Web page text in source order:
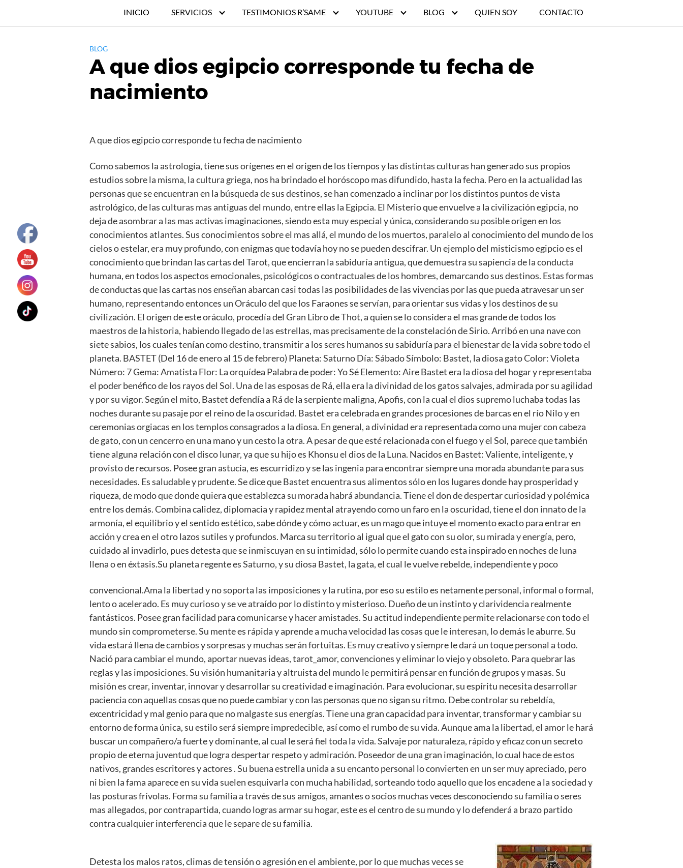
INICIO SERVICIOS TESTIMONIOS R’SAME YOUTUBE BLOG QUIEN SOY CONTACTO
BLOG
A que dios egipcio corresponde tu fecha de
nacimiento
A que dios egipcio corresponde tu fecha de nacimiento
Como sabemos la astrología, tiene sus orígenes en el origen de los tiempos y las distintas culturas han generado sus propios
estudios sobre la misma, la cultura griega, nos ha brindado el horóscopo mas difundido, hasta la fecha. Pero en la actualidad las
personas que se encuentran en la búsqueda de sus destinos, se han comenzado a inclinar por los distintos puntos de vista
astrológico, de las culturas mas antiguas del mundo, entre ellas la Egipcia. El Misterio que envuelve a la civilización egipcia, no
deja de asombrar a las mas activas imaginaciones, siendo esta muy especial y única, considerando su posible origen en los
conocimientos atlantes. Sus conocimientos sobre el mas allá, el mundo de los muertos, paralelo al conocimiento del mundo de los
cielos o estelar, era muy profundo, con enigmas que todavía hoy no se pueden descifrar. Un ejemplo del misticismo egipcio es el
conocimiento que brindan las cartas del Tarot, que encierran la sabiduría antigua, que demuestra su sapiencia de la conducta
humana, en todos los aspectos emocionales, psicológicos o contractuales de los hombres, demarcando sus destinos. Estas formas
de conductas que las cartas nos enseñan abarcan casi todas las posibilidades de las vivencias por las que pueda atravesar un ser
humano, representando entonces un Oráculo del que los Faraones se servían, para orientar sus vidas y los destinos de su
civilización. El origen de este oráculo, procedía del Gran Libro de Thot, a quien se lo considera el mas grande de todos los
maestros de la historia, habiendo llegado de las estrellas, mas precisamente de la constelación de Sirio. Arribó en una nave con
siete sabios, los cuales tenían como destino, transmitir a los seres humanos su sabiduría para el bienestar de la vida sobre todo el
planeta. BASTET (Del 16 de enero al 15 de febrero) Planeta: Saturno Día: Sábado Símbolo: Bastet, la diosa gato Color: Violeta
Número: 7 Gema: Amatista Flor: La orquídea Palabra de poder: Yo Sé Elemento: Aire Bastet era la diosa del hogar y representaba
el poder benéfico de los rayos del Sol. Una de las esposas de Rá, ella era la divinidad de los gatos salvajes, admirada por su agilidad
y por su vigor. Según el mito, Bastet defendía a Rá de la serpiente maligna, Apofis, con la cual el dios supremo luchaba todas las
noches durante su pasaje por el reino de la oscuridad. Bastet era celebrada en grandes procesiones de barcas en el río Nilo y en
ceremonias orgiacas en los templos consagrados a la diosa. En general, a divinidad era representada como una mujer con cabeza
de gato, con un cencerro en una mano y un cesto la otra. A pesar de que esté relacionada con el fuego y el Sol, parece que también
tiene alguna relación con el disco lunar, ya que su hijo es Khonsu el dios de la Luna. Nacidos en Bastet: Valiente, inteligente, y
provisto de recursos. Posee gran astucia, es escurridizo y se las ingenia para encontrar siempre una morada abundante para sus
necesidades. Es saludable y prudente. Se dice que Bastet encuentra sus alimentos sólo en los lugares donde hay prosperidad y
riqueza, de modo que donde quiera que establezca su morada habrá abundancia. Tiene el don de despertar curiosidad y polémica
entre los demás. Combina calidez, diplomacia y rapidez mental atrayendo como un faro en la oscuridad, tiene el don innato de la
armonía, el equilibrio y el sentido estético, sabe dónde y cómo actuar, es un mago que intuye el momento exacto para entrar en
acción y crea en el otro lazos sutiles y profundos. Marca su territorio al igual que el gato con su olor, su mirada y energía, pero,
cuidado al invadirlo, pues detesta que se inmiscuyan en su intimidad, sólo lo permite cuando esta inspirado en noches de luna
llena o en éxtasis.Su planeta regente es Saturno, y su diosa Bastet, la gata, el cual le vuelve rebelde, independiente y poco
convencional.Ama la libertad y no soporta las imposiciones y la rutina, por eso su estilo es netamente personal, informal o formal,
lento o acelerado. Es muy curioso y se ve atraído por lo distinto y misterioso. Dueño de un instinto y clarividencia realmente
fantásticos. Posee gran facilidad para comunicarse y hacer amistades. Su actitud independiente permite relacionarse con todo el
mundo sin comprometerse. Su mente es rápida y aprende a mucha velocidad las cosas que le interesan, lo demás le aburre. Su
vida estará llena de cambios y sorpresas y muchas serán fortuitas. Es muy creativo y siempre le dará un toque personal a todo.
Nació para cambiar el mundo, aportar nuevas ideas, tarot_amor, convenciones y eliminar lo viejo y obsoleto. Para quebrar las
reglas y las imposiciones. Su visión humanitaria y altruista del mundo le permitirá pensar en función de grupos y masas. Su
misión es crear, inventar, innovar y desarrollar su creatividad e imaginación. Para evolucionar, su espíritu necesita desarrollar
paciencia con aquellas cosas que no puede cambiar y con las personas que no sigan su ritmo. Debe controlar su rebeldía,
excentricidad y mal genio para que no malgaste sus energías. Tiene una gran capacidad para inventar, transformar y cambiar su
entorno de forma única, su estilo será siempre impredecible, así como el rumbo de su vida. Aunque ama la libertad, el amor le hará
buscar un compañero/a fuerte y dominante, al cual le será fiel toda la vida. Salvaje por naturaleza, rápido y eficaz con un secreto
propio de eterna juventud que logra despertar respeto y admiración. Poseedor de una gran imaginación, lo cual hace de estos
nativos, grandes escritores y actores . Su buena estrella unida a su encanto personal lo convierten en un ser muy apreciado, pero
ni bien la fama aparece en su vida suelen esquivarla con mucha habilidad, sorteando todo aquello que los encadene a la sociedad y
las posturas frívolas. Forma su familia a través de sus amigos, amantes o socios muchas veces desconociendo su familia o seres
mas allegados, por contrapartida, cuando logras armar su hogar, este es el centro de su mundo y lo defenderá a brazo partido
contra cualquier interferencia que le separe de su familia.
Detesta los malos ratos, climas de tensión o agresión en el ambiente, por lo que muchas veces se